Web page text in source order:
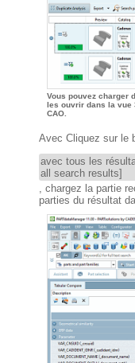
Vous pouvez charger
les ouvrir dans la vue
CAO.
Avec Cliquez sur le
avec tous les
all search results]
, chargez la partie
parties du résultat